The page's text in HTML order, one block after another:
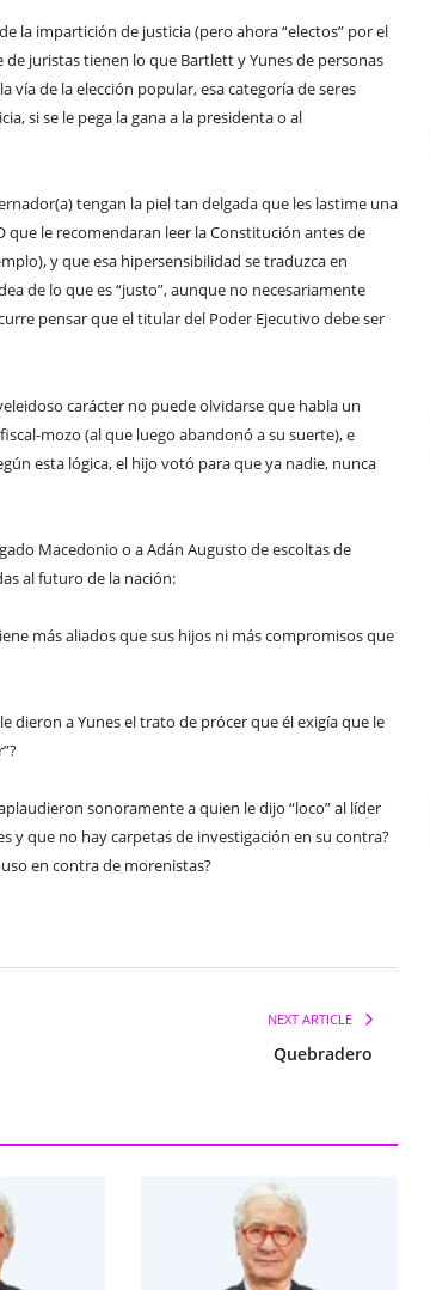
la impartición de justicia (pero ahora “electos” por el
de juristas tienen lo que Bartlett y Yunes de personas
vía de la elección popular, esa categoría de seres
si se le pega la gana a la presidenta o al
tengan la piel tan delgada que les lastime una
le recomendaran leer la Constitución antes de
y que esa hipersensibilidad se traduzca en
de lo que es “justo”, aunque no necesariamente
pensar que el titular del Poder Ejecutivo debe ser
carácter no puede olvidarse que habla un
mozo (al que luego abandonó a su suerte), e
esta lógica, el hijo votó para que ya nadie, nunca
Macedonio o a Adán Augusto de escoltas de
al futuro de la nación:
más aliados que sus hijos ni más compromisos que
dieron a Yunes el trato de prócer que él exigía que le
sonoramente a quien le dijo “loco” al líder
y que no hay carpetas de investigación en su contra?
en contra de morenistas?
NEXT ARTICLE
Quebradero